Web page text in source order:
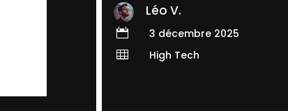
Léo V.
 3 décembre 2025
 High Tech